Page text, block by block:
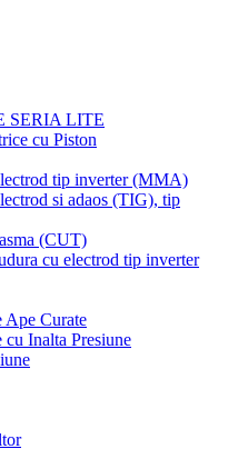
SERIA LITE
cu Piston
tip inverter (MMA)
si adaos (TIG), tip
(CUT)
cu electrod tip inverter
Ape Curate
Inalta Presiune